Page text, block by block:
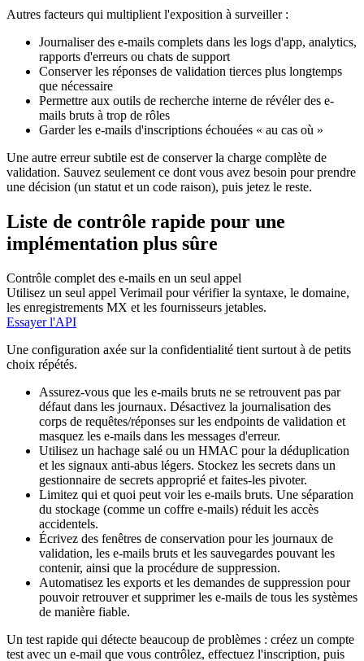
Autres facteurs qui multiplient l'exposition à surveiller :
Journaliser des e-mails complets dans les logs d'app, analytics,
rapports d'erreurs ou chats de support
Conserver les réponses de validation tierces plus longtemps
que nécessaire
Permettre aux outils de recherche interne de révéler des e-
mails bruts à trop de rôles
Garder les e-mails d'inscriptions échouées « au cas où »
Une autre erreur subtile est de conserver la charge complète de
validation. Sauvez seulement ce dont vous avez besoin pour prendre
une décision (un statut et un code raison), puis jetez le reste.
Liste de contrôle rapide pour une
implémentation plus sûre
Contrôle complet des e-mails en un seul appel
Utilisez un seul appel Verimail pour vérifier la syntaxe, le domaine,
les enregistrements MX et les fournisseurs jetables.
Essayer l'API
Une configuration axée sur la confidentialité tient surtout à de petits
choix répétés.
Assurez-vous que les e-mails bruts ne se retrouvent pas par
défaut dans les journaux. Désactivez la journalisation des
corps de requêtes/réponses sur les endpoints de validation et
masquez les e-mails dans les messages d'erreur.
Utilisez un hachage salé ou un HMAC pour la déduplication
et les signaux anti-abus légers. Stockez les secrets dans un
gestionnaire de secrets approprié et faites-les pivoter.
Limitez qui et quoi peut voir les e-mails bruts. Une séparation
du stockage (comme un coffre e-mails) réduit les accès
accidentels.
Écrivez des fenêtres de conservation pour les journaux de
validation, les e-mails bruts et les sauvegardes pouvant les
contenir, ainsi que la procédure de suppression.
Automatisez les exports et les demandes de suppression pour
pouvoir retrouver et supprimer les e-mails de tous les systèmes
de manière fiable.
Un test rapide qui détecte beaucoup de problèmes : créez un compte
test avec un e-mail que vous contrôlez, effectuez l'inscription, puis